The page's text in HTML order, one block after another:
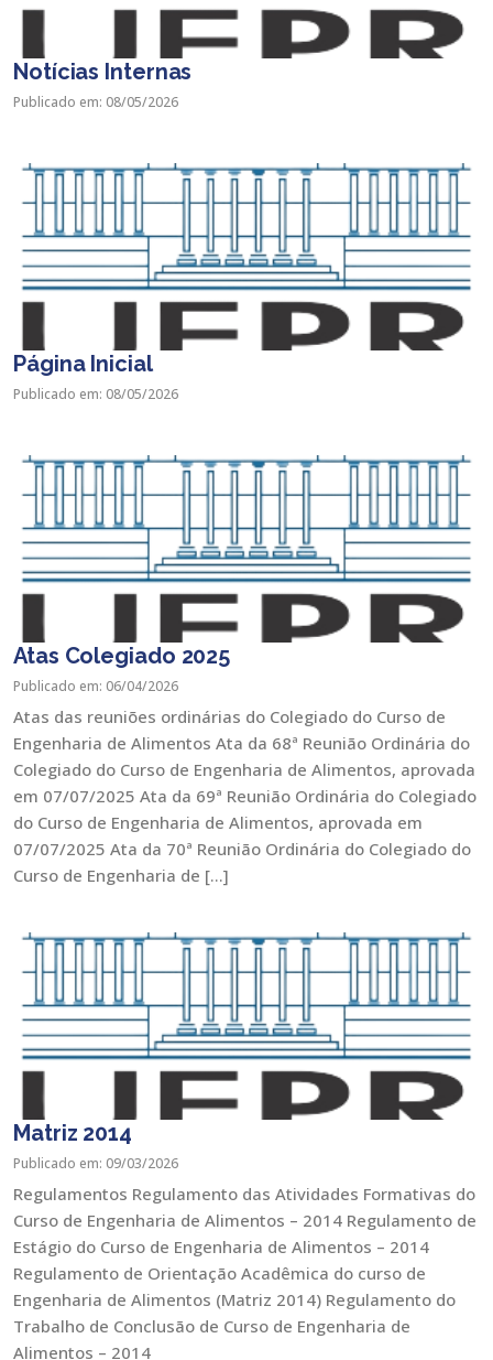
Notícias Internas
Publicado em: 08/05/2026
Página Inicial
Publicado em: 08/05/2026
Atas Colegiado 2025
Publicado em: 06/04/2026
Atas das reuniões ordinárias do Colegiado do Curso de
Engenharia de Alimentos Ata da 68ª Reunião Ordinária do
Colegiado do Curso de Engenharia de Alimentos, aprovada
em 07/07/2025 Ata da 69ª Reunião Ordinária do Colegiado
do Curso de Engenharia de Alimentos, aprovada em
07/07/2025 Ata da 70ª Reunião Ordinária do Colegiado do
Curso de Engenharia de […]
Matriz 2014
Publicado em: 09/03/2026
Regulamentos Regulamento das Atividades Formativas do
Curso de Engenharia de Alimentos – 2014 Regulamento de
Estágio do Curso de Engenharia de Alimentos – 2014
Regulamento de Orientação Acadêmica do curso de
Engenharia de Alimentos (Matriz 2014) Regulamento do
Trabalho de Conclusão de Curso de Engenharia de
Alimentos – 2014